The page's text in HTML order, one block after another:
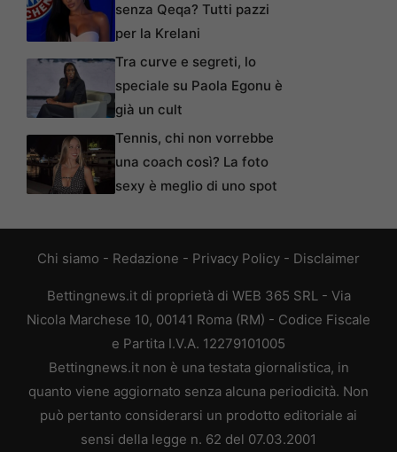
senza Qeqa? Tutti pazzi
per la Krelani
Tra curve e segreti, lo
speciale su Paola Egonu è
già un cult
Tennis, chi non vorrebbe
una coach così? La foto
sexy è meglio di uno spot
Chi siamo - Redazione - Privacy Policy - Disclaimer
Bettingnews.it di proprietà di WEB 365 SRL - Via
Nicola Marchese 10, 00141 Roma (RM) - Codice Fiscale
e Partita I.V.A. 12279101005
Bettingnews.it non è una testata giornalistica, in
quanto viene aggiornato senza alcuna periodicità. Non
può pertanto considerarsi un prodotto editoriale ai
sensi della legge n. 62 del 07.03.2001